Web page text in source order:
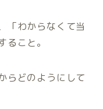
「わからなくて当
こと。
らどのようにして